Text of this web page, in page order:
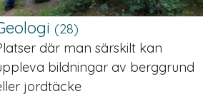
(28)
där man särskilt kan
bildningar av berggrund
jordtäcke